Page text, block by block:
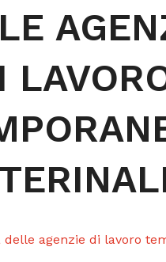
delle agenzie di lavoro